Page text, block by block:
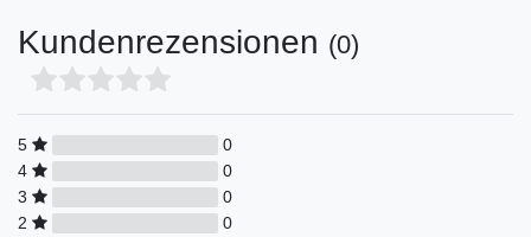
Kundenrezensionen (0)
5
0
4
0
3
0
2
0